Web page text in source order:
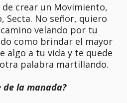
crear un Movimiento,
Secta. No señor, quiero
velando por tu
como brindar el mayor
algo a tu vida y te quede
palabra martillando.
de la manada?